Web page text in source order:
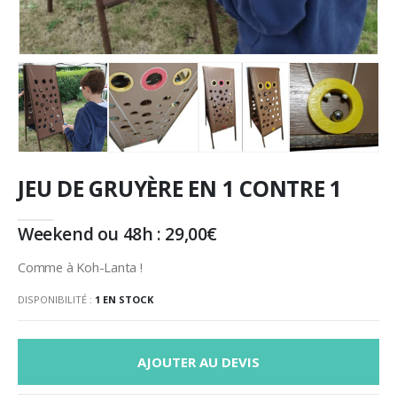
JEU DE GRUYÈRE EN 1 CONTRE 1
Weekend ou 48h : 29,00€
Comme à Koh-Lanta !
DISPONIBILITÉ : 1 EN STOCK
AJOUTER AU DEVIS